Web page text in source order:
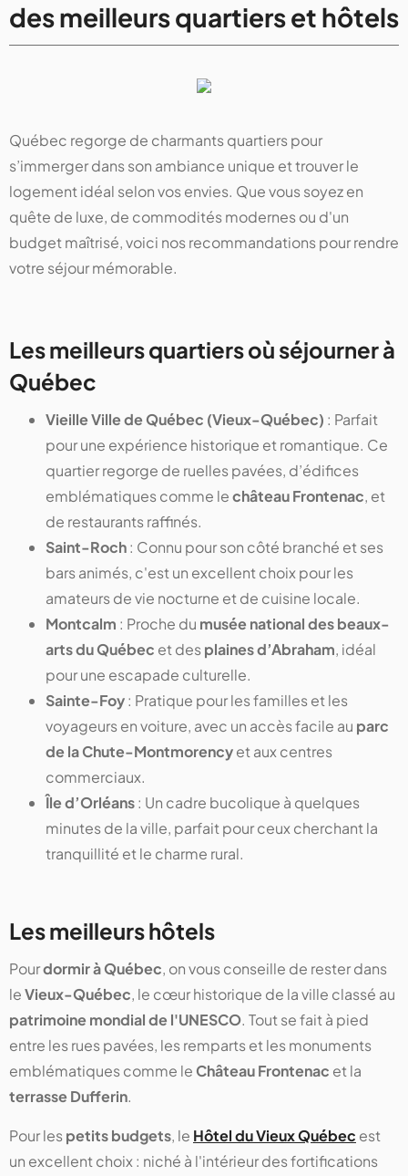
des meilleurs quartiers et hôtels
Québec regorge de charmants quartiers pour
s’immerger dans son ambiance unique et trouver le
logement idéal selon vos envies. Que vous soyez en
quête de luxe, de commodités modernes ou d'un
budget maîtrisé, voici nos recommandations pour rendre
votre séjour mémorable.
Les meilleurs quartiers où séjourner à
Québec
Vieille Ville de Québec (Vieux-Québec) : Parfait
pour une expérience historique et romantique. Ce
quartier regorge de ruelles pavées, d’édifices
emblématiques comme lechâteau Frontenac, et
de restaurants raffinés.
Saint-Roch: Connu pour son côté branché et ses
bars animés, c'est un excellent choix pour les
amateurs de vie nocturne et de cuisine locale.
Montcalm : Proche du musée national des beaux-
arts du Québec et desplaines d’Abraham, idéal
pour une escapade culturelle.
Sainte-Foy: Pratique pour les familles et les
voyageurs en voiture, avec un accès facile au parc
de la Chute-Montmorencyet aux centres
commerciaux.
Île d’Orléans: Un cadre bucolique à quelques
minutes de la ville, parfait pour ceux cherchant la
tranquillité et le charme rural.
Les meilleurs hôtels
Pourdormir à Québec, on vous conseille de rester dans
leVieux-Québec, le cœur historique de la ville classé au
patrimoine mondial de l'UNESCO. Tout se fait à pied
entre les rues pavées, les remparts et les monuments
emblématiques comme le Château Frontenac et la
terrasse Dufferin.
Pour lespetits budgets, le Hôtel du Vieux Québec est
un excellent choix : niché à l'intérieur des fortifications